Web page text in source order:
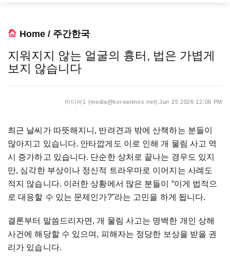
Home / 주간한국
지워지지 않는 얼굴의 흉터, 법은 가볍게
보지 않습니다
미디어1 (media@koreatimes.net) Jun 25 2026 12:06 PM
최근 날씨가 따뜻해지니 , 반려견과 밖에 산책하는 분들이
많아지고 있습니다. 안타깝게도 이로 인해 개 물림 사고 역
시
증가하고 있습니다. 단순한 상처로 끝나는 경우도 있지
만, 심각한 부상이나 정신적 트라우마로 이어지는 사례도
적지
않습니다. 이러한 상황에서 많은 분들이 “이게 법적으
로 대응할 수 있는 문제인가?”라는 고민을 하게 됩니다.
결론부터 말씀드리자면 , 개 물림 사고는 명백한 개인 상해
사건에 해당할 수 있으며 , 피해자는 정당한 보상을 받을 권
리가 있습니다.